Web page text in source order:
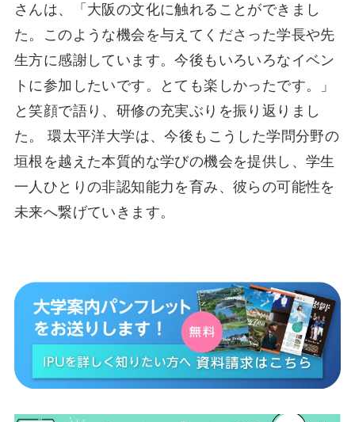
さんは、「大阪の文化に触れることができまし
た。このような機会を与えてくださった学長や先
生方に感謝しています。今後もいろいろなイベン
トに参加したいです。とても楽しかったです。」
と笑顔で語り、研修の充実ぶりを振り返りまし
た。 環太平洋大学は、今後もこうした学問分野の
垣根を越えた本質的な学びの機会を提供し、学生
一人ひとりの非認知能力を育み、彼らの可能性を
未来へ繋げていきます。